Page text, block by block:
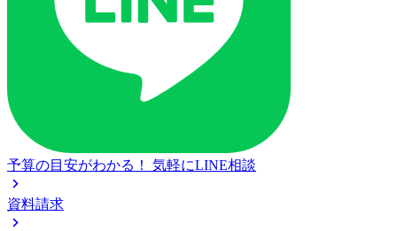
予算の目安がわかる！ 気軽にLINE相談
資料請求